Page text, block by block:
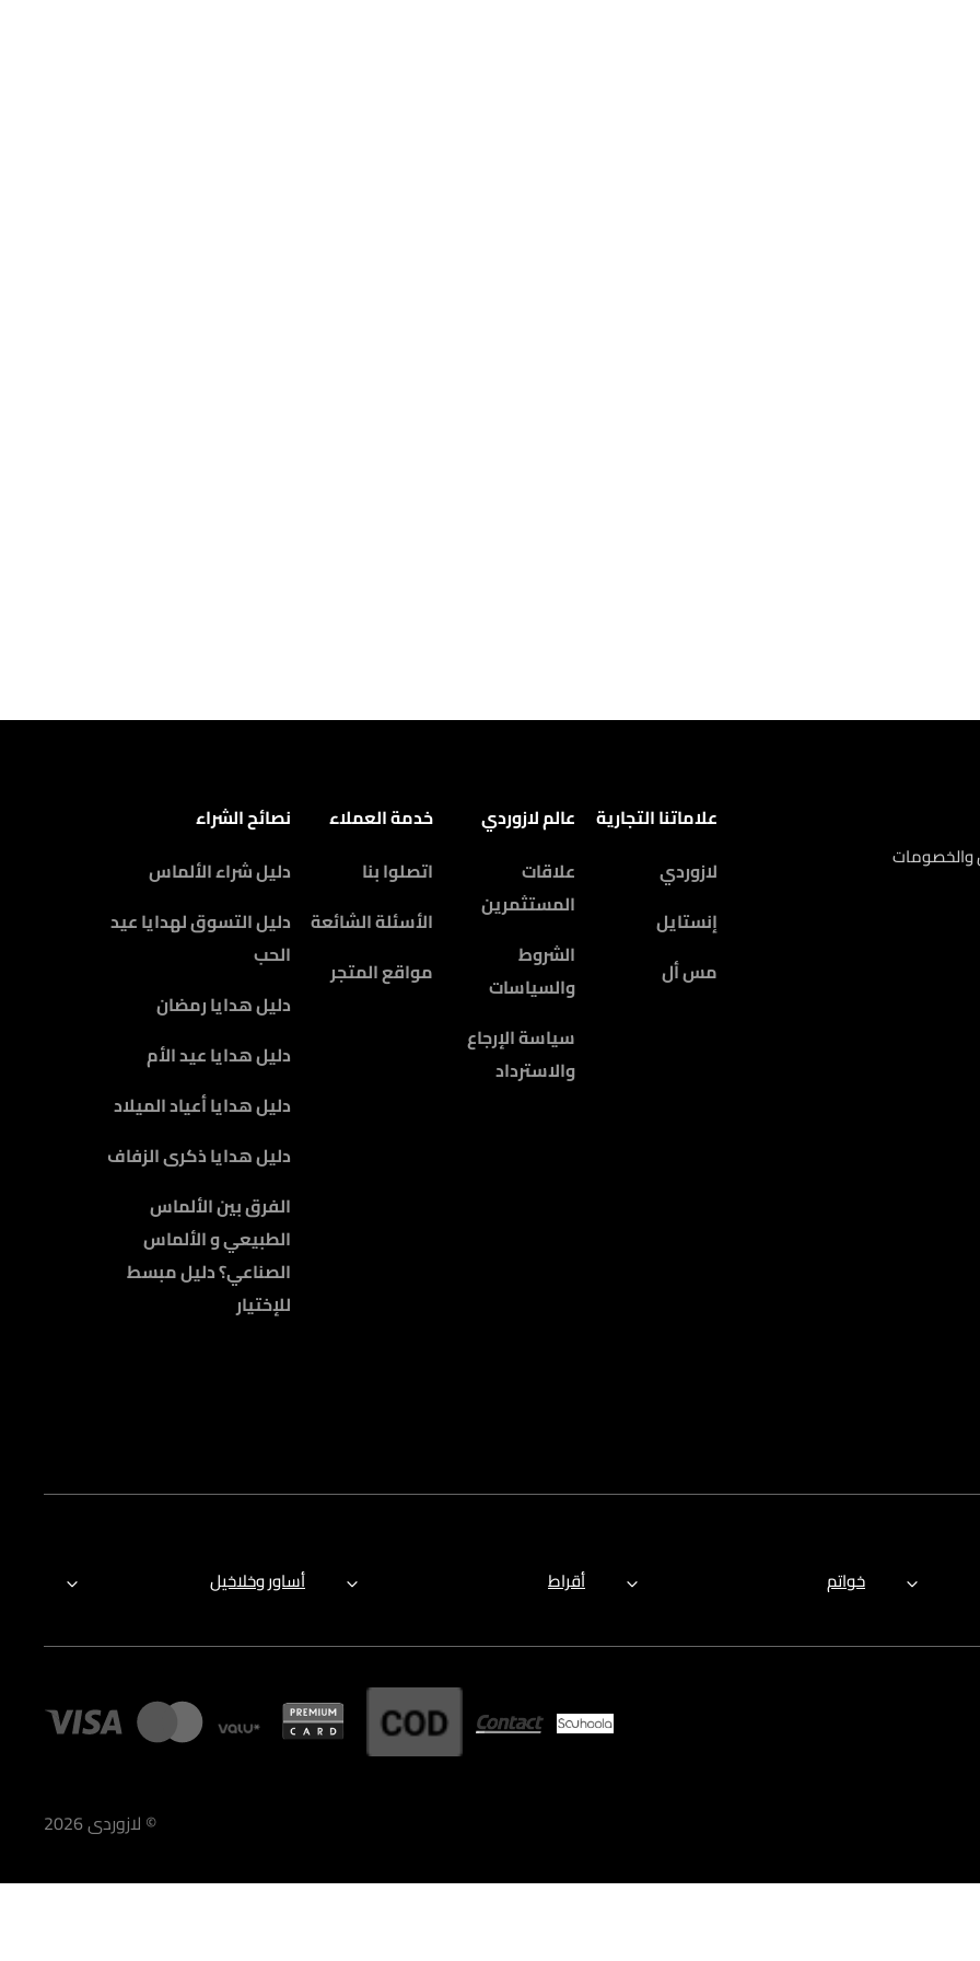
والخصومات
علاماتنا التجارية
لازوردي
إنستايل
مس أل
عالم لازوردي
علاقات
المستثمرين
الشروط
والسياسات
سياسة الإرجاع
والاسترداد
خدمة العملاء
اتصلوا بنا
الأسئلة الشائعة
مواقع المتجر
نصائح الشراء
دليل شراء الألماس
دليل التسوق لهدايا عيد
الحب
دليل هدايا رمضان
دليل هدايا عيد الأم
دليل هدايا أعياد الميلاد
دليل هدايا ذكرى الزفاف
الفرق بين الألماس
الطبيعي و الألماس
الصناعي؟ دليل مبسط
للإختيار
خواتم أقراط أساور وخلاخيل
© لازوردى2026